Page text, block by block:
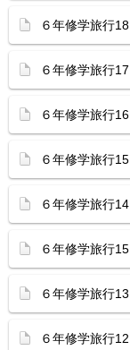
６年修学旅行18
６年修学旅行17
６年修学旅行16
６年修学旅行15
６年修学旅行14
６年修学旅行15
６年修学旅行13
６年修学旅行12